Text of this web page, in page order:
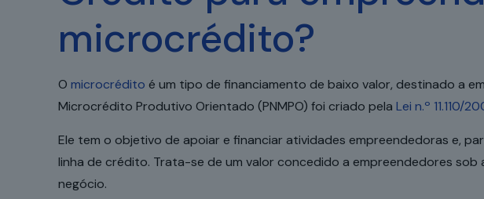
microcrédito?
Omicrocrédito é um tipo de financiamento de baixo valor, destinado a
Microcrédito Produtivo Orientado (PNMPO) foi criado pelaLei n.º 11.110/
Ele tem o objetivo de apoiar e financiar atividades empreendedoras e,
linha de crédito. Trata-se de um valor concedido a empreendedores
negócio.